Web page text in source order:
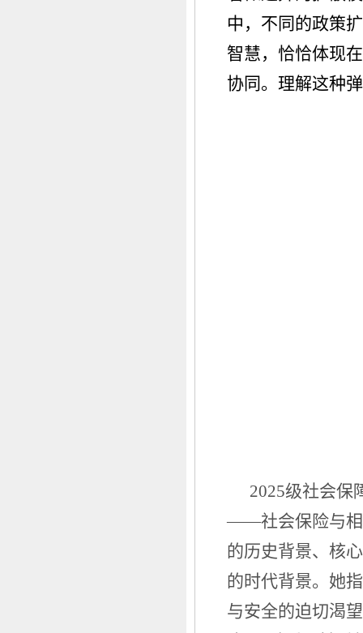
中，不同的政策
智慧，恰恰体现
协同。理解这种
2025级社会保
——社会保险与相
的历史背景、核
的时代背景。她
与安全的迫切渴